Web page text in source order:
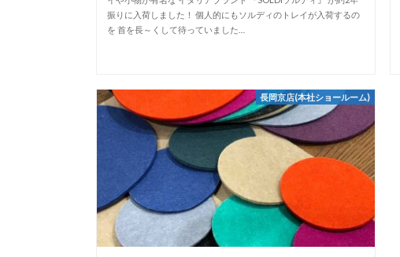
振りに入荷しました！ 個人的にもソルディのトレイが入荷するの
を 首を長～くして待っていました…
長岡京店(本社ショールーム)